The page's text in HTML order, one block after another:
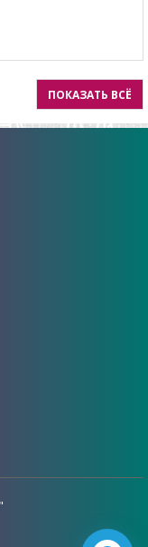
ПОКАЗАТЬ ВСЁ